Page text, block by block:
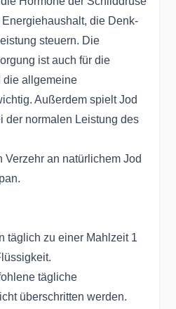
die Denk-
steuern. Die
ist auch für die
die allgemeine
Außerdem spielt Jod
der normalen Leistung des
Verzehr an natürlichem Jod
täglich zu einer Mahlzeit 1
tägliche
überschritten werden.